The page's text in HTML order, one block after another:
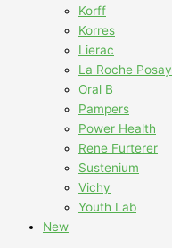
Korff
Korres
Lierac
La Roche Posay
Oral B
Pampers
Power Health
Rene Furterer
Sustenium
Vichy
Youth Lab
New